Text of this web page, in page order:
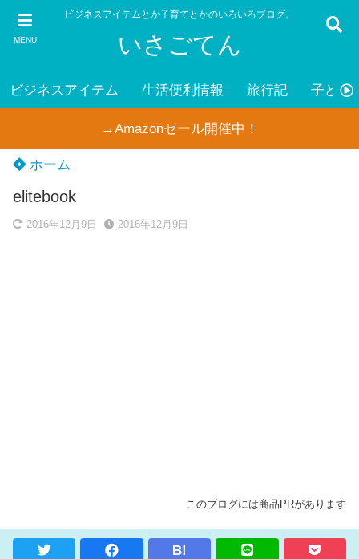
MENU
ビジネスアイテムとか子育てとかのいろいろブログ。
いさごてん
ビジネスアイテム 生活便利情報 旅行記 子ども
→Amazonセール開催中！
ホーム
elitebook
2016年12月9日 2016年12月9日
このブログには商品PRがあります
B!